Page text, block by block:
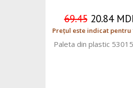
69.4520.84
Prețul este indicat pentru
Paleta din plastic 53015